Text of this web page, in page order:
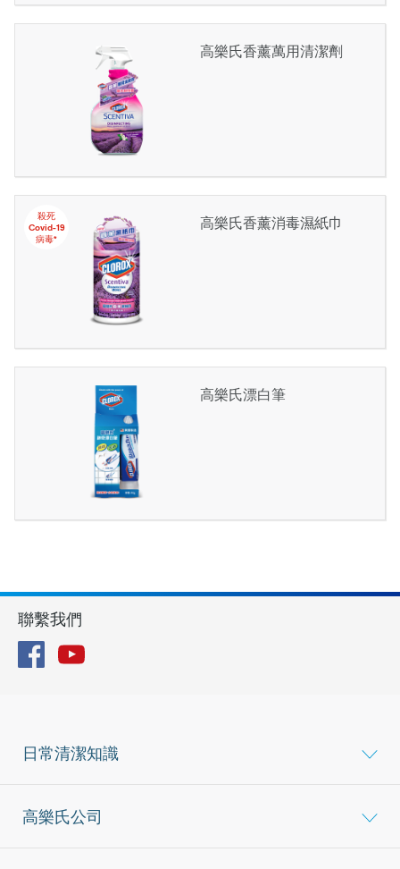
高樂氏香薰萬用清潔劑
殺死
Covid-19
病毒*
高樂氏香薰消毒濕紙巾
高樂氏漂白筆
日常清潔知識
高樂氏公司
聯繫我們
FacebookYouTube